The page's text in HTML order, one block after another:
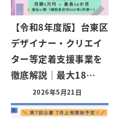
【令和8年度版】台東区
デザイナー・クリエイ
ター等定着支援事業を
徹底解説｜最大18…
2026年5月21日